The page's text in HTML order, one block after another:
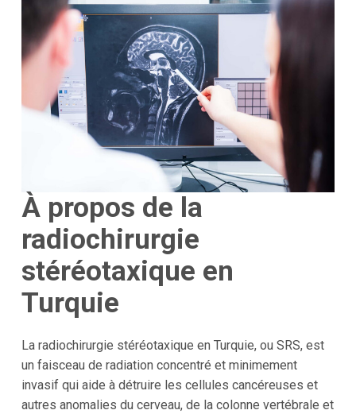
À propos de la
radiochirurgie
stéréotaxique en
Turquie
La radiochirurgie stéréotaxique en Turquie, ou SRS, est
un faisceau de radiation concentré et minimement
invasif qui aide à détruire les cellules cancéreuses et
autres anomalies du cerveau, de la colonne vertébrale et